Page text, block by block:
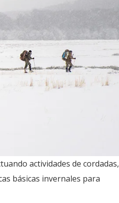
actividades de cordadas,
básicas invernales para